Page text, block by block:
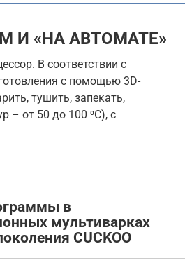
И «НА АВТОМАТЕ»
В соответствии с
с помощью 3D-
тушить, запекать,
– от 50 до 100 ⁰С), с
в
мультиварках
CUCKOO